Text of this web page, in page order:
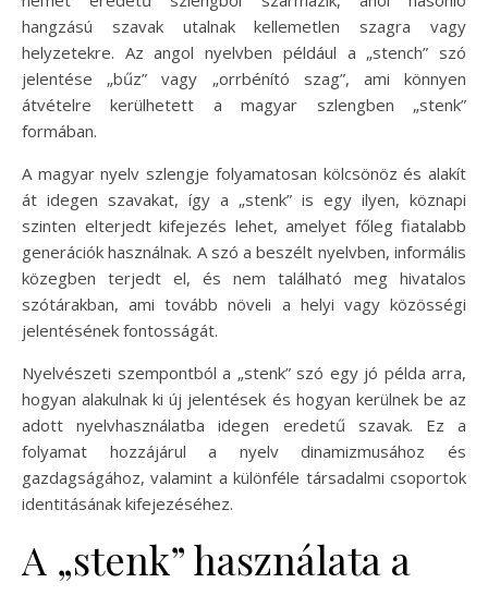
hangzású szavak utalnak kellemetlen szagra vagy
helyzetekre. Az angol nyelvben például a „stench” szó
jelentése „bűz” vagy „orrbénító szag”, ami könnyen
átvételre kerülhetett a magyar szlengben „stenk”
formában.
A magyar nyelv szlengje folyamatosan kölcsönöz és alakít
át idegen szavakat, így a „stenk” is egy ilyen, köznapi
szinten elterjedt kifejezés lehet, amelyet főleg fiatalabb
generációk használnak. A szó a beszélt nyelvben, informális
közegben terjedt el, és nem található meg hivatalos
szótárakban, ami tovább növeli a helyi vagy közösségi
jelentésének fontosságát.
Nyelvészeti szempontból a „stenk” szó egy jó példa arra,
hogyan alakulnak ki új jelentések és hogyan kerülnek be az
adott nyelvhasználatba idegen eredetű szavak. Ez a
folyamat hozzájárul a nyelv dinamizmusához és
gazdagságához, valamint a különféle társadalmi csoportok
identitásának kifejezéséhez.
A „stenk” használata a